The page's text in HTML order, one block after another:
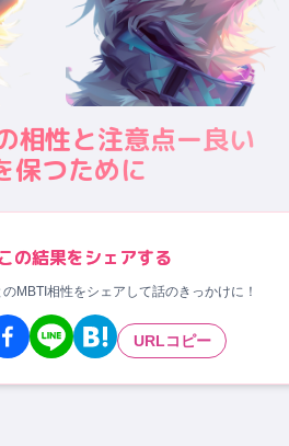
相性と注意点ー良い
保つために
この結果をシェアする
MBTI相性をシェアして話のきっかけに！
URLコピー